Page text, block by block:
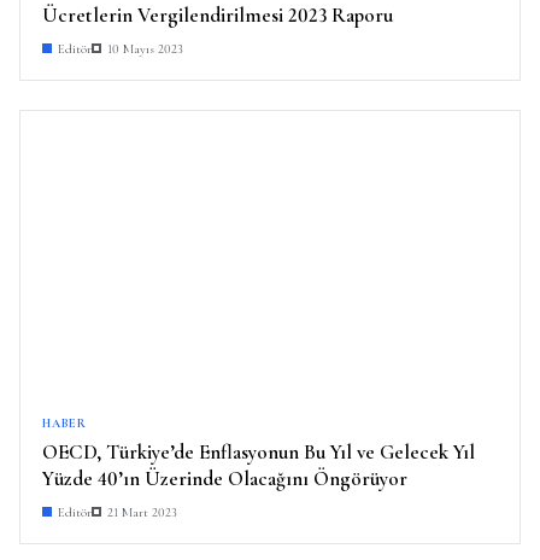
Ücretlerin Vergilendirilmesi 2023 Raporu
Editör 10 Mayıs 2023
HABER
OECD, Türkiye’de Enflasyonun Bu Yıl ve Gelecek Yıl
Yüzde 40’ın Üzerinde Olacağını Öngörüyor
Editör 21 Mart 2023